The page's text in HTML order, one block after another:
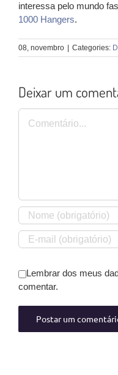
interessa pelo mundo
1000 Hangers.
08, novembro Categories:
Deixar um
Comentário
Lembrar dos meus
comentar.